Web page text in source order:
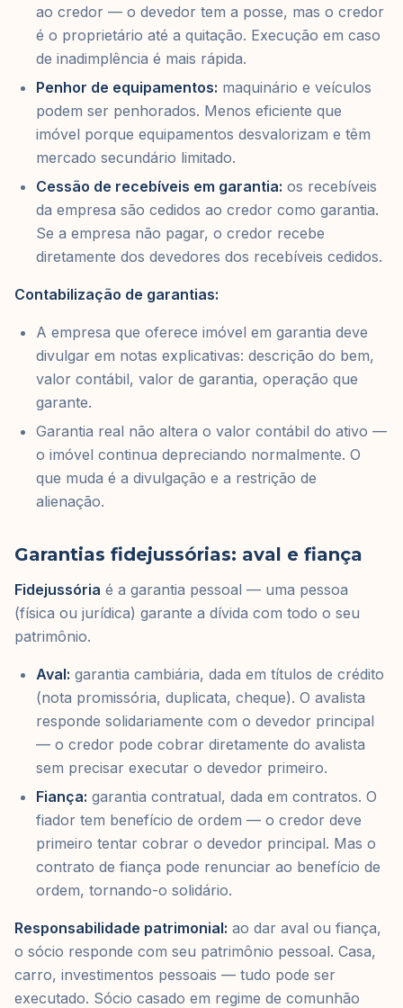
ao credor — o devedor tem a posse, mas o credor
é o proprietário até a quitação. Execução em caso
de inadimplência é mais rápida.
Penhor de equipamentos: maquinário e veículos
podem ser penhorados. Menos eficiente que
imóvel porque equipamentos desvalorizam e têm
mercado secundário limitado.
Cessão de recebíveis em garantia: os recebíveis
da empresa são cedidos ao credor como garantia.
Se a empresa não pagar, o credor recebe
diretamente dos devedores dos recebíveis cedidos.
Contabilização de garantias:
A empresa que oferece imóvel em garantia deve
divulgar em notas explicativas: descrição do bem,
valor contábil, valor de garantia, operação que
garante.
Garantia real não altera o valor contábil do ativo —
o imóvel continua depreciando normalmente. O
que muda é a divulgação e a restrição de
alienação.
Garantias fidejussórias: aval e fiança
Fidejussória é a garantia pessoal — uma pessoa
(física ou jurídica) garante a dívida com todo o seu
patrimônio.
Aval: garantia cambiária, dada em títulos de crédito
(nota promissória, duplicata, cheque). O avalista
responde solidariamente com o devedor principal
— o credor pode cobrar diretamente do avalista
sem precisar executar o devedor primeiro.
Fiança: garantia contratual, dada em contratos. O
fiador tem benefício de ordem — o credor deve
primeiro tentar cobrar o devedor principal. Mas o
contrato de fiança pode renunciar ao benefício de
ordem, tornando-o solidário.
Responsabilidade patrimonial: ao dar aval ou fiança,
o sócio responde com seu patrimônio pessoal. Casa,
carro, investimentos pessoais — tudo pode ser
executado. Sócio casado em regime de comunhão